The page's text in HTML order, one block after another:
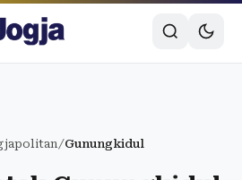
/Gunungkidul